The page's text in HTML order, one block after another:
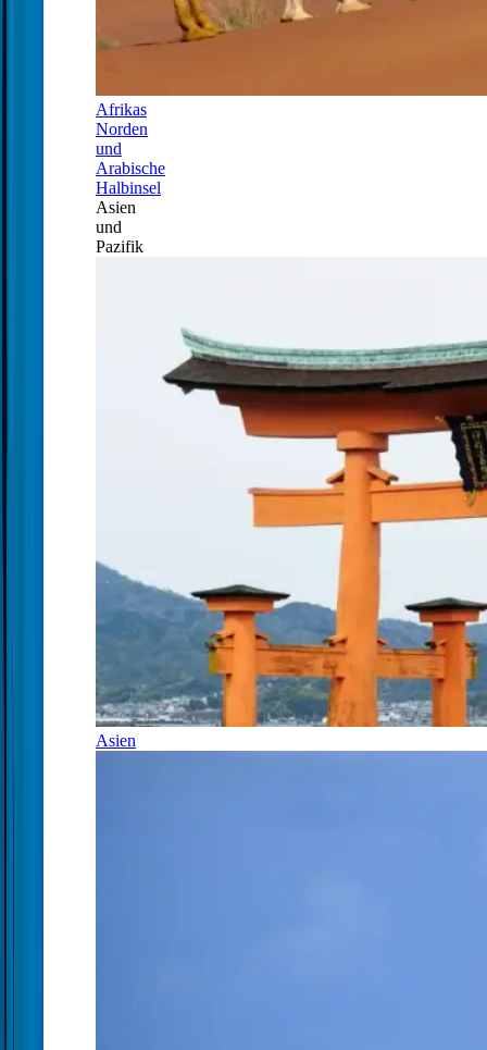
Afrikas
Norden
und
Arabische
Halbinsel
Asien
und
Pazifik
Asien